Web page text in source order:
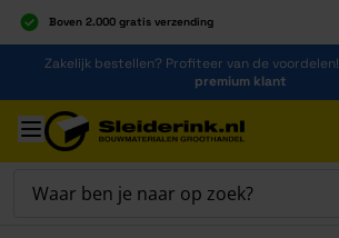
Boven 2.000 gratis verzending
Al 40 jaar dé specialist
Alles onder één dak
Ga naar de inhoud
Zakelijk bestellen? Profiteer van de voordelen!
premium klant
Ga naar hoofdinhoud